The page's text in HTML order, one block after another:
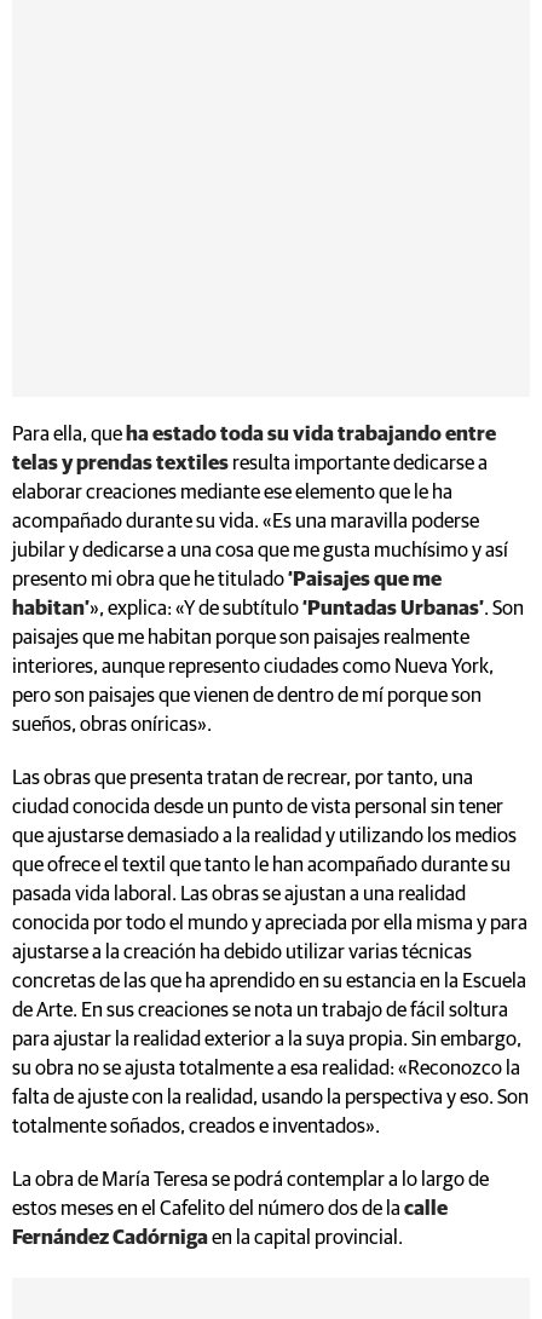
Para ella, que ha estado toda su vida trabajando entre
telas y prendas textiles resulta importante dedicarse a
elaborar creaciones mediante ese elemento que le ha
acompañado durante su vida. «Es una maravilla poderse
jubilar y dedicarse a una cosa que me gusta muchísimo y así
presento mi obra que he titulado‘Paisajes que me
habitan’», explica: «Y de subtítulo‘Puntadas Urbanas’. Son
paisajes que me habitan porque son paisajes realmente
interiores, aunque represento ciudades como Nueva York,
pero son paisajes que vienen de dentro de mí porque son
sueños, obras oníricas».
Las obras que presenta tratan de recrear, por tanto, una
ciudad conocida desde un punto de vista personal sin tener
que ajustarse demasiado a la realidad y utilizando los medios
que ofrece el textil que tanto le han acompañado durante su
pasada vida laboral. Las obras se ajustan a una realidad
conocida por todo el mundo y apreciada por ella misma y para
ajustarse a la creación ha debido utilizar varias técnicas
concretas de las que ha aprendido en su estancia en la Escuela
de Arte. En sus creaciones se nota un trabajo de fácil soltura
para ajustar la realidad exterior a la suya propia. Sin embargo,
su obra no se ajusta totalmente a esa realidad: «Reconozco la
falta de ajuste con la realidad, usando la perspectiva y eso. Son
totalmente soñados, creados e inventados».
La obra de María Teresa se podrá contemplar a lo largo de
estos meses en el Cafelito del número dos de la calle
Fernández Cadórnigaen la capital provincial.